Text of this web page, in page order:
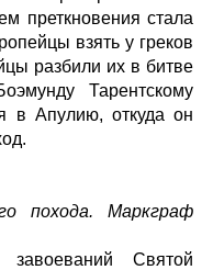
преткновения стала
взять у греков
разбили их в битве
Тарентскому
в Апулию, откуда он
похода. Маркграф
завоеваний Святой